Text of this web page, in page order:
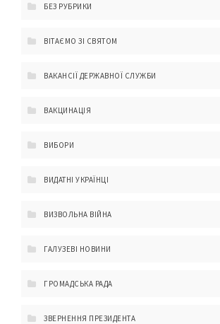
БЕЗ РУБРИКИ
ВІТАЄМО ЗІ СВЯТОМ
ВАКАНСІЇ ДЕРЖАВНОЇ СЛУЖБИ
ВАКЦИНАЦІЯ
ВИБОРИ
ВИДАТНІ УКРАЇНЦІ
ВИЗВОЛЬНА ВІЙНА
ГАЛУЗЕВІ НОВИНИ
ГРОМАДСЬКА РАДА
ЗВЕРНЕННЯ ПРЕЗИДЕНТА